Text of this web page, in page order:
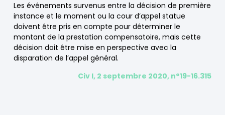
Les événements survenus entre la décision de première
instance et le moment ou la cour d’appel statue
doivent être pris en compte pour déterminer le
montant de la prestation compensatoire, mais cette
décision doit être mise en perspective avec la
disparation de l’appel général.
Civ I, 2 septembre 2020, n°19-16.315